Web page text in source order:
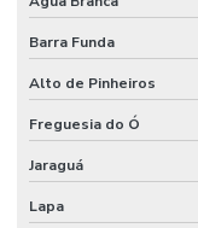
Etiquetas Bopp
Etiquetas Bopp
Etiquetas Bopp
Etiquetas Bopp Para
Etiquetas Bopp
Barra Funda
Alto de Pinheiros
Freguesia do Ó
Jaraguá
Lapa